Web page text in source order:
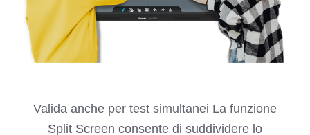
Valida anche per test simultanei La funzione
Split Screen consente di suddividere lo